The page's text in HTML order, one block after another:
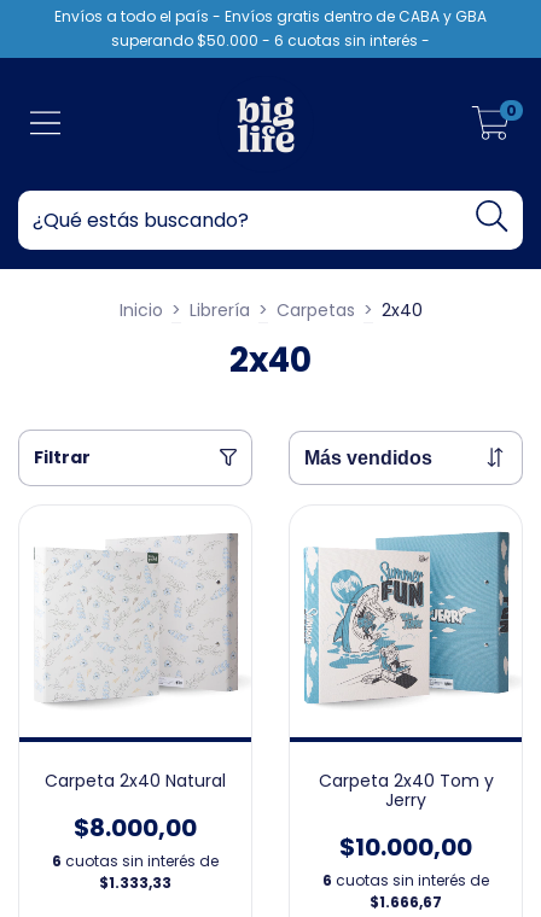
Envíos a todo el país - Envíos gratis dentro de CABA y GBA
superando $50.000 - 6 cuotas sin interés -
0
Inicio > Librería > Carpetas > 2x40
2x40
Filtrar
Carpeta 2x40 Natural
$8.000,00
6 cuotas sin interés de
$1.333,33
Carpeta 2x40 Tom y
Jerry
$10.000,00
6 cuotas sin interés de
$1.666,67